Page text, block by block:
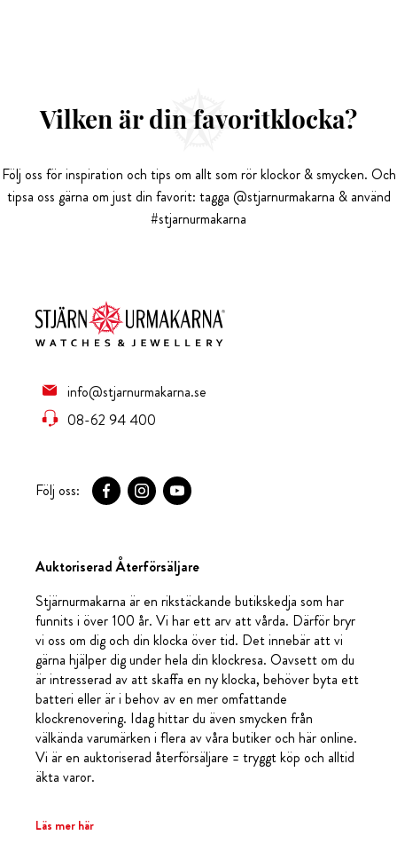
Vilken är din favoritklocka?
Följ oss för inspiration och tips om allt som rör klockor & smycken. Och
tipsa oss gärna om just din favorit: tagga @stjarnurmakarna & använd
#stjarnurmakarna
info@stjarnurmakarna.se
08-62 94 400
Följ oss:
Auktoriserad Återförsäljare
Stjärnurmakarna är en rikstäckande butikskedja som har
funnits i över 100 år. Vi har ett arv att vårda. Därför bryr
vi oss om dig och din klocka över tid. Det innebär att vi
gärna hjälper dig under hela din klockresa. Oavsett om du
är intresserad av att skaffa en ny klocka, behöver byta ett
batteri eller är i behov av en mer omfattande
klockrenovering. Idag hittar du även smycken från
välkända varumärken i flera av våra butiker och här online.
Vi är en auktoriserad återförsäljare = tryggt köp och alltid
äkta varor.
Läs mer här